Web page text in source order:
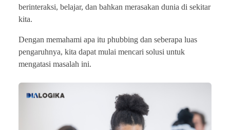
berinteraksi, belajar, dan bahkan merasakan dunia di sekitar
kita.
Dengan memahami apa itu phubbing dan seberapa luas
pengaruhnya, kita dapat mulai mencari solusi untuk
mengatasi masalah ini.